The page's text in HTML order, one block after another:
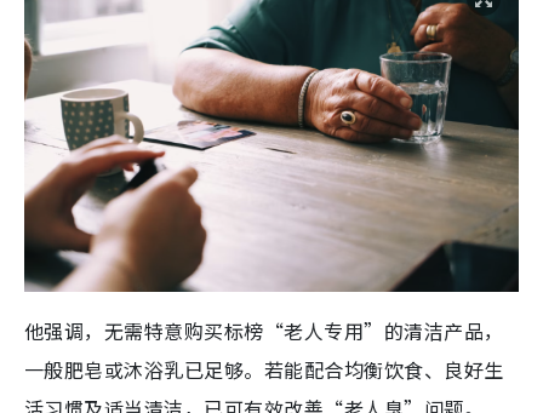
他强调，无需特意购买标榜“老人专用”的清洁产品，
一般肥皂或沐浴乳已足够。若能配合均衡饮食、良好生